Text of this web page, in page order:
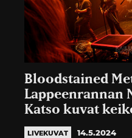
Bloodstained
Lappeenrannan
Katso kuvat
LIVEKUVAT 14.5.2024